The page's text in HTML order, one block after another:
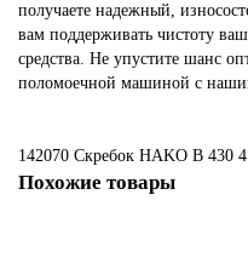
получаете надежный,
вам поддерживать чистоту
средства. Не упустите шанс
поломоечной машиной с
142070 Скребок HAKO В 430 4
Похожие товары